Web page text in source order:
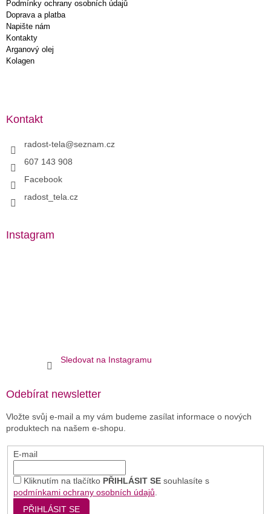
Podmínky ochrany osobních údajů
Doprava a platba
Napište nám
Kontakty
Arganový olej
Kolagen
Kontakt
radost-tela@seznam.cz
607 143 908
Facebook
radost_tela.cz
Instagram
Sledovat na Instagramu
Odebírat newsletter
Vložte svůj e-mail a my vám budeme zasílat informace o nových
produktech na našem e-shopu.
E-mail
Kliknutím na tlačítko PŘIHLÁSIT SEsouhlasíte s
podmínkami ochrany osobních údajů.
PŘIHLÁSIT SE